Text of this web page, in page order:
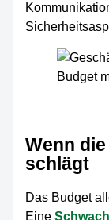
Wenn
schlägt
Das Budget
Eine